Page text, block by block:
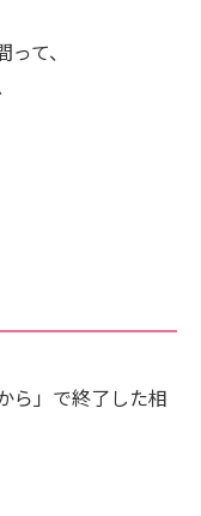
て、
ら」で終了した相